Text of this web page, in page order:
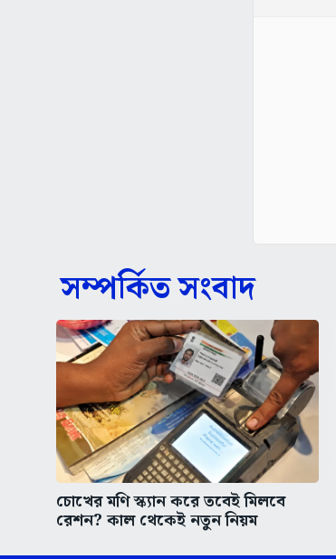
সম্পর্কিত সংবাদ
চোখের মণি স্ক্যান করে তবেই মিলবে
রেশন? কাল থেকেই নতুন নিয়ম